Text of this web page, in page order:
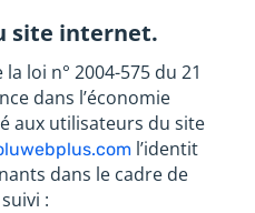
site internet.
loi n° 2004-575 du 21
dans l’économie
aux utilisateurs du site
l’identit
dans le cadre de
: